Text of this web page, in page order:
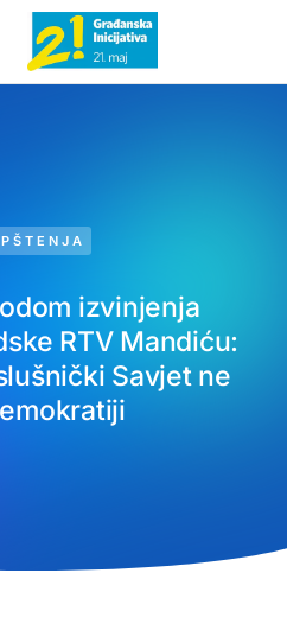
izvinjenja
RTV Mandiću:
Savjet ne